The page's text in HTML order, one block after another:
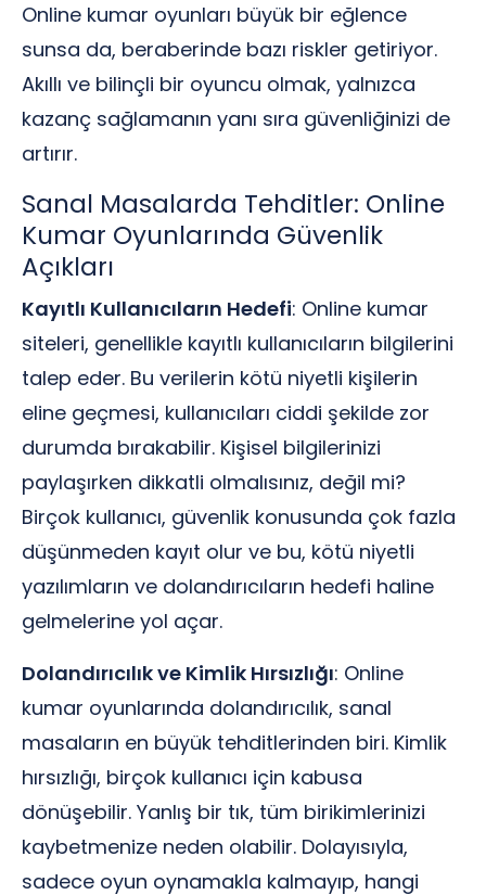
Online kumar oyunları büyük bir eğlence
sunsa da, beraberinde bazı riskler getiriyor.
Akıllı ve bilinçli bir oyuncu olmak, yalnızca
kazanç sağlamanın yanı sıra güvenliğinizi de
artırır.
Sanal Masalarda Tehditler: Online
Kumar Oyunlarında Güvenlik
Açıkları
Kayıtlı Kullanıcıların Hedefi: Online kumar
siteleri, genellikle kayıtlı kullanıcıların bilgilerini
talep eder. Bu verilerin kötü niyetli kişilerin
eline geçmesi, kullanıcıları ciddi şekilde zor
durumda bırakabilir. Kişisel bilgilerinizi
paylaşırken dikkatli olmalısınız, değil mi?
Birçok kullanıcı, güvenlik konusunda çok fazla
düşünmeden kayıt olur ve bu, kötü niyetli
yazılımların ve dolandırıcıların hedefi haline
gelmelerine yol açar.
Dolandırıcılık ve Kimlik Hırsızlığı: Online
kumar oyunlarında dolandırıcılık, sanal
masaların en büyük tehditlerinden biri. Kimlik
hırsızlığı, birçok kullanıcı için kabusa
dönüşebilir. Yanlış bir tık, tüm birikimlerinizi
kaybetmenize neden olabilir. Dolayısıyla,
sadece oyun oynamakla kalmayıp, hangi